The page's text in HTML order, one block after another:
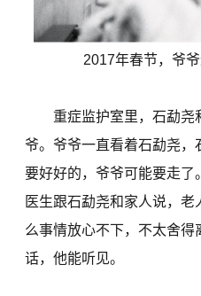
2017年春节，爷
重症监护室里，石勐尧
爷。爷爷一直看着石勐尧，
要好好的，爷爷可能要走了
医生跟石勐尧和家人说，
么事情放心不下，不太舍
话，他能听见。